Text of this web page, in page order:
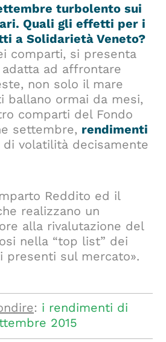
turbolento sui
Quali gli effetti per i
a Solidarietà Veneto?
comparti, si presenta
ad affrontare
non solo il mare
ballano ormai da mesi,
comparti del Fondo
settembre, rendimenti
volatilità decisamente
Reddito ed il
realizzano un
alla rivalutazione del
nella “top list” dei
presenti sul mercato».
: i rendimenti di
2015